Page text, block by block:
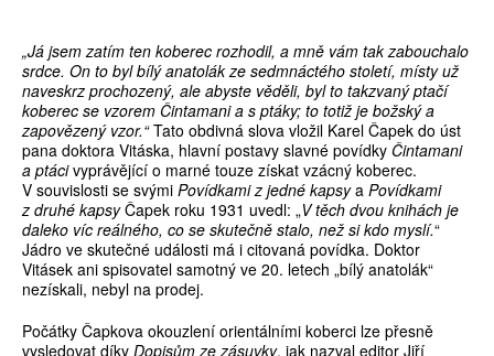
„Já jsem zatím ten koberec rozhodil, a mně vám tak zabouchalo
srdce. On to byl bílý anatolák ze sedmnáctého století, místy už
naveskrz prochozený, ale abyste věděli, byl to takzvaný ptačí
koberec se vzorem Čintamani a s ptáky; to totiž je božský a
zapovězený vzor.“Tato obdivná slova vložil Karel Čapek do úst
pana doktora Vitáska, hlavní postavy slavné povídky Čintamani
a ptácivyprávějící o marné touze získat vzácný koberec.
V souvislosti se svými Povídkami z jedné kapsya Povídkami
z druhé kapsyČapek roku 1931 uvedl: „V těch dvou knihách je
daleko víc reálného, co se skutečně stalo, než si kdo myslí.“
Jádro ve skutečné události má i citovaná povídka. Doktor
Vitásek ani spisovatel samotný ve 20. letech „bílý anatolák“
nezískali, nebyl na prodej.
Počátky Čapkova okouzlení orientálními koberci lze přesně
vysledovat díky Dopisům ze zásuvky, jak nazval editor Jiří